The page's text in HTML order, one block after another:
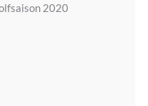
2020